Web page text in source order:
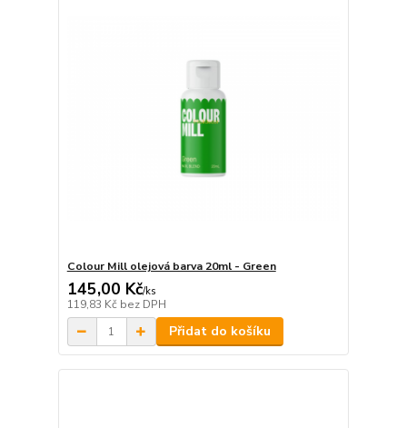
Colour Mill olejová barva 20ml - Green
145,00 Kč/ks
119,83 Kč bez DPH
Přidat do košíku